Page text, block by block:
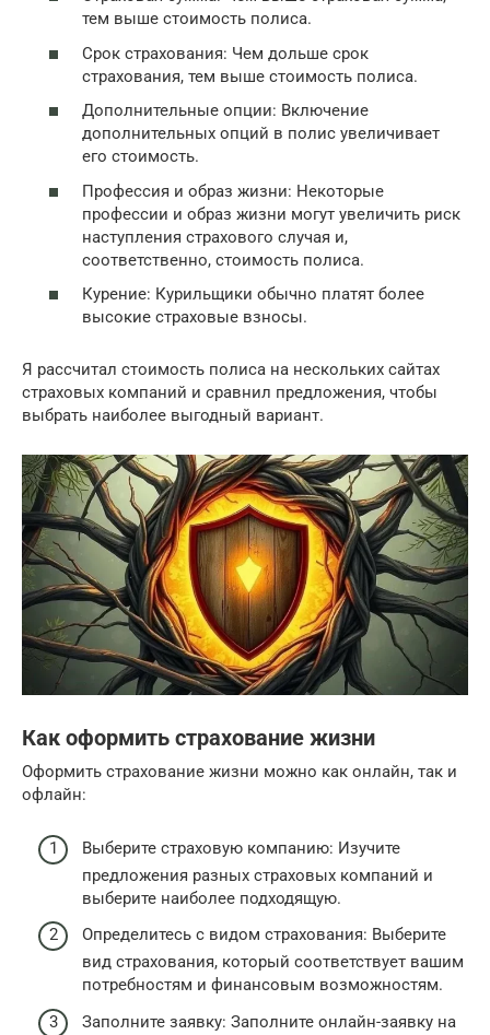
тем выше стоимость полиса.
Срок страхования: Чем дольше срок
страхования, тем выше стоимость полиса.
Дополнительные опции: Включение
дополнительных опций в полис увеличивает
его стоимость.
Профессия и образ жизни: Некоторые
профессии и образ жизни могут увеличить риск
наступления страхового случая и,
соответственно, стоимость полиса.
Курение: Курильщики обычно платят более
высокие страховые взносы.
Я рассчитал стоимость полиса на нескольких сайтах
страховых компаний и сравнил предложения, чтобы
выбрать наиболее выгодный вариант.
Как оформить страхование жизни
Оформить страхование жизни можно как онлайн, так и
офлайн:
Выберите страховую компанию: Изучите
предложения разных страховых компаний и
выберите наиболее подходящую.
Определитесь с видом страхования: Выберите
вид страхования, который соответствует вашим
потребностям и финансовым возможностям.
Заполните заявку: Заполните онлайн-заявку на